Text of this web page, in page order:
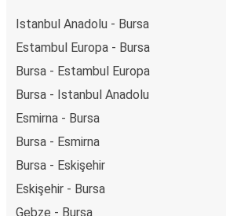
Istanbul Anadolu - Bursa
Estambul Europa - Bursa
Bursa - Estambul Europa
Bursa - Istanbul Anadolu
Esmirna - Bursa
Bursa - Esmirna
Bursa - Eskişehir
Eskişehir - Bursa
Gebze - Bursa